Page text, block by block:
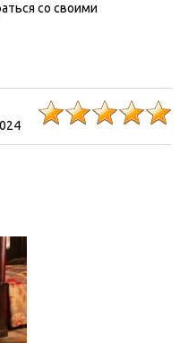
со своими